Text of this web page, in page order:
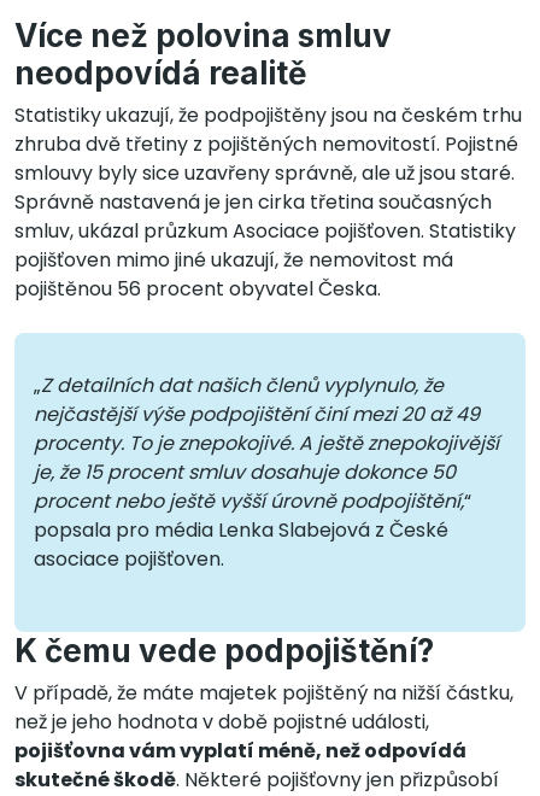
Více než polovina smluv
neodpovídá realitě
Statistiky ukazují, že podpojištěny jsou na českém trhu
zhruba dvě třetiny z pojištěných nemovitostí. Pojistné
smlouvy byly sice uzavřeny správně, ale už jsou staré.
Správně nastavená je jen cirka třetina současných
smluv, ukázal průzkum Asociace pojišťoven. Statistiky
pojišťoven mimo jiné ukazují, že nemovitost má
pojištěnou 56 procent obyvatel Česka.
„Z detailních dat našich členů vyplynulo, že
nejčastější výše podpojištění činí mezi 20 až 49
procenty. To je znepokojivé. A ještě znepokojivější
je, že 15 procent smluv dosahuje dokonce 50
procent nebo ještě vyšší úrovně podpojištění,“
popsala pro média Lenka Slabejová z České
asociace pojišťoven.
K čemu vede podpojištění?
V případě, že máte majetek pojištěný na nižší částku,
než je jeho hodnota v době pojistné události,
pojišťovna vám vyplatí méně, než odpovídá
skutečné škodě. Některé pojišťovny jen přizpůsobí